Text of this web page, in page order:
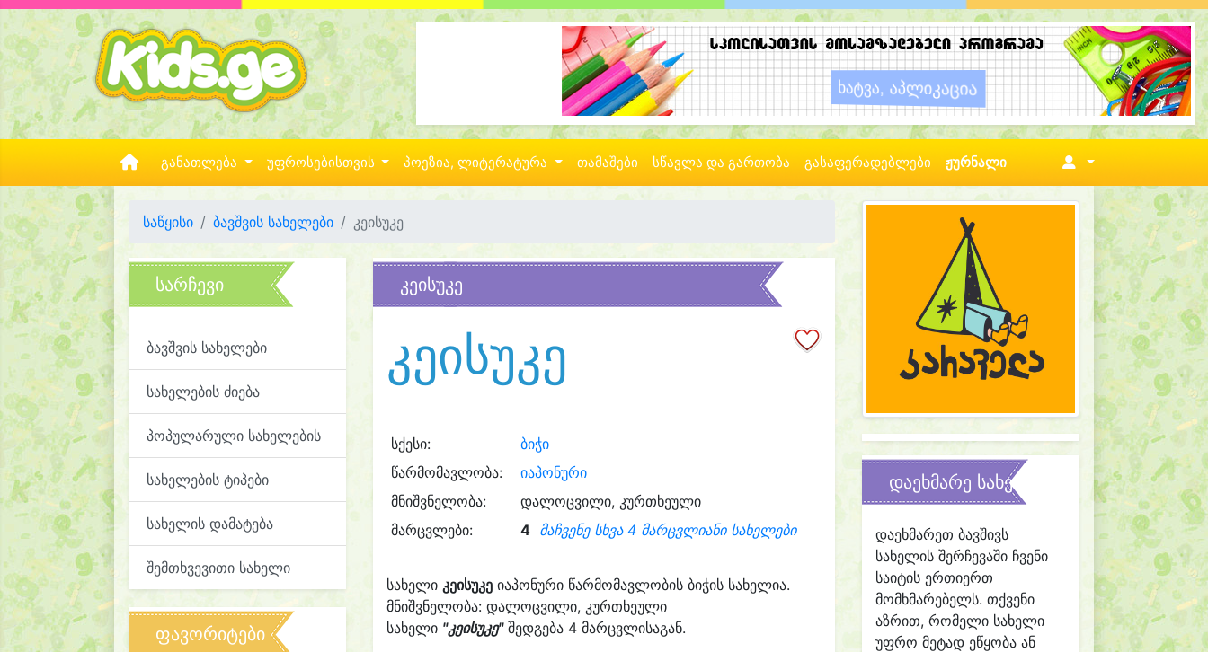
განათლება უფროსებისთვის პოეზია, ლიტერატურა თამაშები სწავლა და გართობა გასაფერადებლები ჟურნალი
საწყისი ბავშვის სახელები კეისუკე
სარჩევი
ბავშვის სახელები
სახელების ძიება
პოპულარული სახელების
სახელების ტიპები
სახელის დამატება
შემთხვევითი სახელი
ფავორიტები
კეისუკე
კეისუკე
სქესი:
ბიჭი
წარმომავლობა:
იაპონური
მნიშვნელობა:
დალოცვილი, კურთხეული
მარცვლები:
4 მაჩვენე სხვა 4 მარცვლიანი სახელები
სახელი კეისუკეიაპონური წარმომავლობის ბიჭის სახელია.
მნიშვნელობა: დალოცვილი, კურთხეული
სახელი "კეისუკე"შედგება 4 მარცვლისაგან.
დაეხმარე სახელის შერჩევაში
დაეხმარეთ ბავშივს
სახელის შერჩევაში ჩვენი
საიტის ერთიერთ
მომხმარებელს. თქვენი
აზრით, რომელი სახელი
უფრო მეტად ეწყობა ან